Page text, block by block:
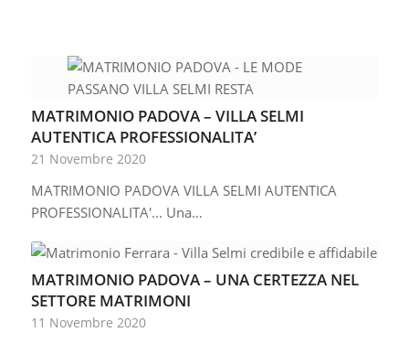
MATRIMONIO PADOVA – VILLA SELMI
AUTENTICA PROFESSIONALITA’
21 Novembre 2020
MATRIMONIO PADOVA VILLA SELMI AUTENTICA
PROFESSIONALITA'... Una…
MATRIMONIO PADOVA – UNA CERTEZZA NEL
SETTORE MATRIMONI
11 Novembre 2020